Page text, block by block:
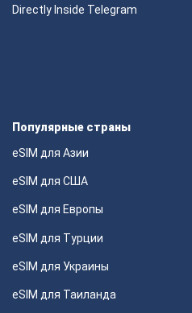
Directly Inside Telegram
Популярные страны
eSIM для Азии
eSIM для США
eSIM для Европы
eSIM для Турции
eSIM для Украины
eSIM для Таиланда